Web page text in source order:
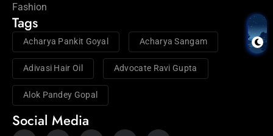
Fashion
Tags
Acharya Pankit Goyal Acharya Sangam
Adivasi Hair Oil Advocate Ravi Gupta
Alok Pandey Gopal
Social Media